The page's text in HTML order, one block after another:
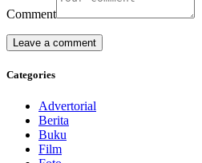
Comment
Categories
Advertorial
Berita
Buku
Film